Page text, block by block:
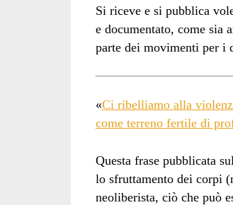
Si riceve e si pubblica
e documentato, come sia
parte dei movimenti per
«Ci ribelliamo alla
come terreno fertile di
Questa frase pubblicata
lo sfruttamento dei corpi
neoliberista, ciò che può